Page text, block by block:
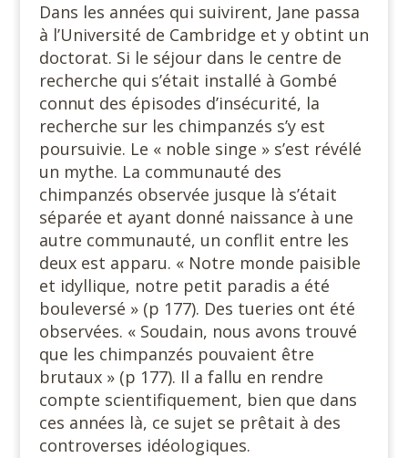
Dans les années qui suivirent, Jane passa
à l’Université de Cambridge et y obtint un
doctorat. Si le séjour dans le centre de
recherche qui s’était installé à Gombé
connut des épisodes d’insécurité, la
recherche sur les chimpanzés s’y est
poursuivie. Le « noble singe » s’est révélé
un mythe. La communauté des
chimpanzés observée jusque là s’était
séparée et ayant donné naissance à une
autre communauté, un conflit entre les
deux est apparu. « Notre monde paisible
et idyllique, notre petit paradis a été
bouleversé » (p 177). Des tueries ont été
observées. « Soudain, nous avons trouvé
que les chimpanzés pouvaient être
brutaux » (p 177). Il a fallu en rendre
compte scientifiquement, bien que dans
ces années là, ce sujet se prêtait à des
controverses idéologiques.